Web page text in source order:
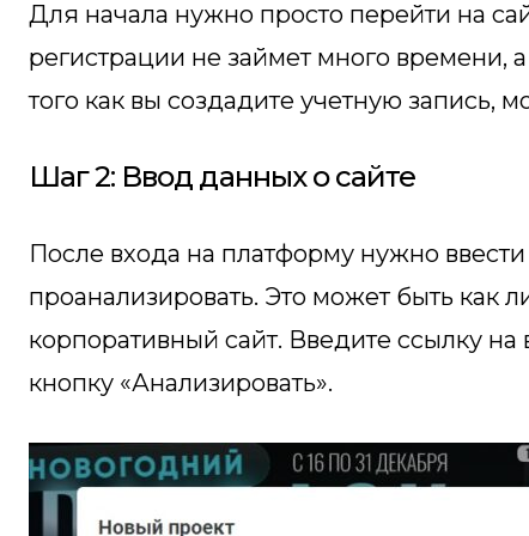
Для начала нужно просто перейти на
регистрации не займет много времени,
того как вы создадите учетную запись,
Шаг 2: Ввод данных о сайте
После входа на платформу нужно
проанализировать. Это может быть как
корпоративный сайт. Введите ссылку
кнопку «Анализировать».